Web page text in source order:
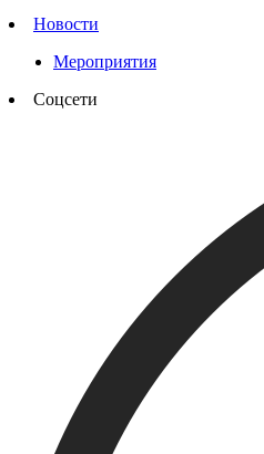
Новости
Мероприятия
Соцсети